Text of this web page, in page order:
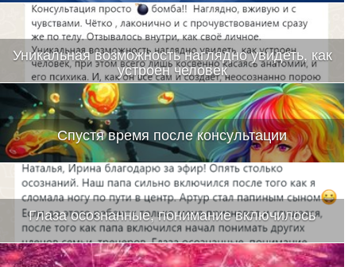
Уникальная возможность наглядно увидеть, как
устроен человек
Спустя время после консультации
Глаза осознанные, понимание включилось